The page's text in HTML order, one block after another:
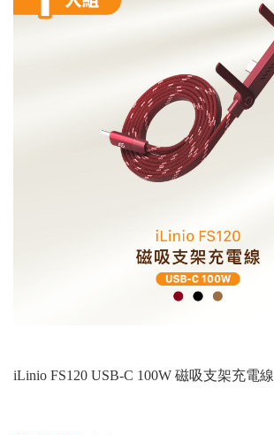
iLinio FS120 USB-C 100W 磁吸支架充電線